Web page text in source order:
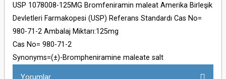
USP 1078008-125MG Bromfeniramin maleat Amerika Birleşik
Devletleri Farmakopesi (USP) Referans Standardı Cas No=
980-71-2 Ambalaj Miktarı:125mg
Cas No= 980-71-2
Synonyms=(±)-Brompheniramine maleate salt
Yorumlar